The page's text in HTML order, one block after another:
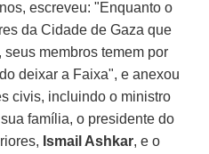
escreveu: "Enquanto o
da Cidade de Gaza que
membros temem por
deixar a Faixa", e anexou
civis, incluindo o ministro
família, o presidente do
Ismail Ashkar, e o